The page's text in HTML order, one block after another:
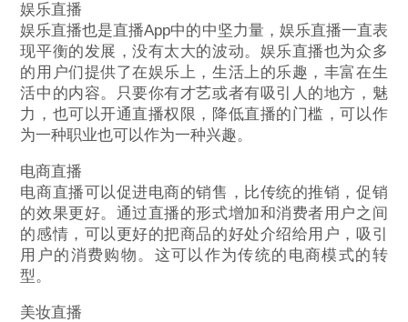
娱乐直播
娱乐直播也是直播App中的中坚力量，娱乐直播一直表
现平衡的发展，没有太大的波动。娱乐直播也为众多
的用户们提供了在娱乐上，生活上的乐趣，丰富在生
活中的内容。只要你有才艺或者有吸引人的地方，魅
力，也可以开通直播权限，降低直播的门槛，可以作
为一种职业也可以作为一种兴趣。
电商直播
电商直播可以促进电商的销售，比传统的推销，促销
的效果更好。通过直播的形式增加和消费者用户之间
的感情，可以更好的把商品的好处介绍给用户，吸引
用户的消费购物。这可以作为传统的电商模式的转
型。
美妆直播